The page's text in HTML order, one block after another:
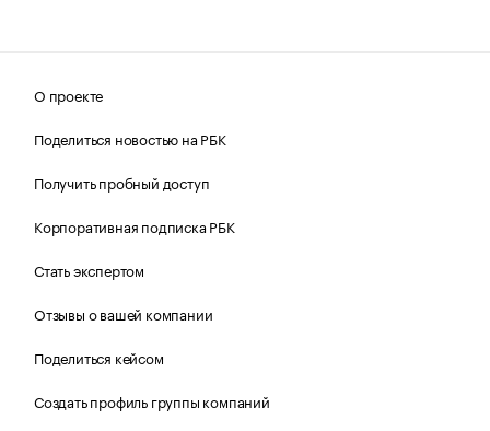
О проекте
Поделиться новостью на РБК
Получить пробный доступ
Корпоративная подписка РБК
Стать экспертом
Отзывы о вашей компании
Поделиться кейсом
Создать профиль группы компаний